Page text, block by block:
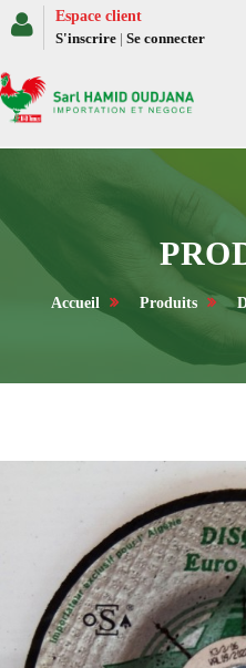
Espace client
S'inscrire | Se connecter
Accueil Produits